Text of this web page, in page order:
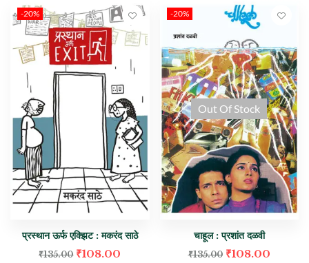
-20%
प्रस्थान ऊर्फ एक्झिट : मकरंद साठे
₹135.00 ₹108.00
-20%
Out Of Stock
चाहूल : प्रशांत दळवी
₹135.00 ₹108.00